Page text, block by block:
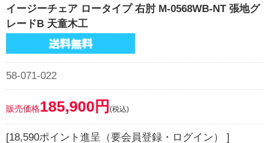
イージーチェア ロータイプ 右肘 M-0568WB-NT 張地グ
レードB 天童木工
58-071-022
販売価格185,900円 (税込)
[18,590ポイント進呈（要会員登録・ログイン） ]